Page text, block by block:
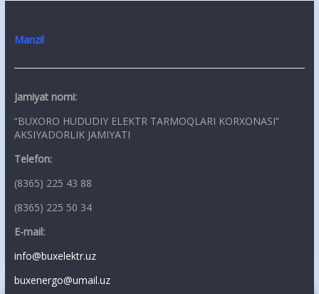
Manzil
Jamiyat nomi:
“BUXORO HUDUDIY ELEKTR TARMOQLARI KORXONASI”
AKSIYADORLIK JAMIYATI
Telefon:
(8365) 225 43 88
(8365) 225 50 34
E-mail:
info@buxelektr.uz
buxenergo@umail.uz